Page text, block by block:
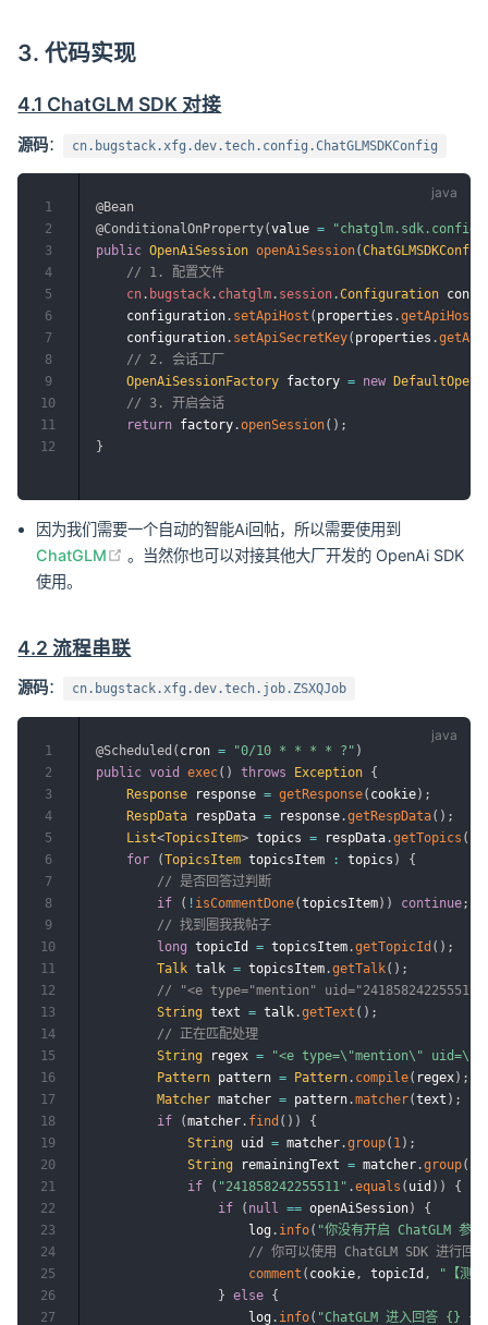
3. 代码实现
4.1 ChatGLM SDK 对接
源码： cn.bugstack.xfg.dev.tech.config.ChatGLMSDKConfig
@Bean
@ConditionalOnProperty(value =
public OpenAiSession openAiSession(
// 1. 配置文件
cn . bugstack . chatglm . session .Configuration
    configuration
. setApiHost ( properties .getApiHost
    configuration
. setApiSecretKey( properties .
// 2. 会话工厂
OpenAiSessionFactory factory = new
// 3. 开启会话
return factory .openSession( ) ;
}
1
2
3
4
5
6
7
8
9
10
11
12
因为我们需要一个自动的智能Ai回帖，所以需要使用到
ChatGLM
(opens new window)
。当然你也可以对接其他大厂开发的 OpenAi SDK
使用。
4.2 流程串联
源码： cn.bugstack.xfg.dev.tech.job.ZSXQJob
@Scheduled ( cron = "0/10 * * * * ?" )
public void exec( ) throws Exception {
Response response = getResponse( cookie) ;
RespData respData = response .getRespData( ) ;
List<TopicsItem> topics = respData .getTopics (
for
(TopicsItem topicsItem : topics )
{
// 是否回答过判断
if
( ! isCommentDone(topicsItem) ) continue ;
// 找到圈我我帖子
long topicId = topicsItem .getTopicId ( ) ;
Talk talk = topicsItem .getTalk( ) ;
// "<e type="mention" uid="241858242255511"
String text = talk .getText ( ) ;
// 正在匹配处理
String regex =
"<e type=\"mention\"
Pattern pattern = Pattern . compile( regex) ;
Matcher matcher = pattern .matcher(text ) ;
if
(matcher . find ( ) )
{
String uid = matcher .group( 1 ) ;
String remainingText = matcher .group(3
if
( "241858242255511" .equals ( uid ) )
{
if
( null == openAiSession)
{
                    log
. info( "你没有开启 ChatGLM 参
// 你可以使用 ChatGLM SDK 进行回答
comment ( cookie , topicId ,
"【测
} else {
                    log
. info( "ChatGLM 进入回答 {}
1
2
3
4
5
6
7
8
9
10
11
12
13
14
15
16
17
18
19
20
21
22
23
24
25
26
27